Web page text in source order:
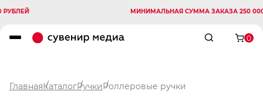
МИНИМАЛЬНАЯ СУММА ЗАКАЗА 250 000
0
ГлавнаяКаталогРучкиРоллеровые ручки